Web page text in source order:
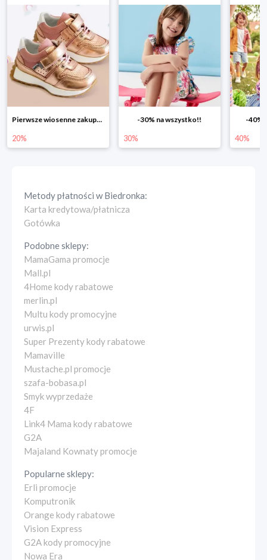
Pierwsze wiosenne zakupy -20%
20%
-30% na wszystko!!
30%
-40%
40%
Metody płatności wBiedronka:
Karta kredytowa/płatnicza
Gotówka
Podobne sklepy:
MamaGama promocje
Mall.pl
4Home kody rabatowe
merlin.pl
Multu kody promocyjne
urwis.pl
Super Prezenty kody rabatowe
Mamaville
Mustache.pl promocje
szafa-bobasa.pl
Smyk wyprzedaże
4F
Link4 Mama kody rabatowe
G2A
Majaland Kownaty promocje
Popularne sklepy:
Erli promocje
Komputronik
Orange kody rabatowe
Vision Express
G2A kody promocyjne
Nowa Era